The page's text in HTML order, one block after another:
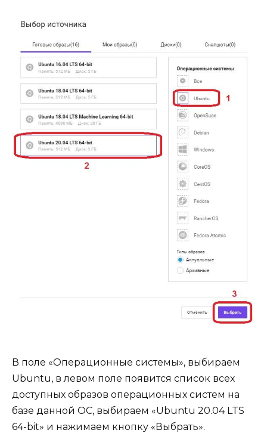
В поле «Операционные системы», выбираем
Ubuntu, в левом поле появится список всех
доступных образов операционных систем на
базе данной ОС, выбираем «Ubuntu 20.04 LTS
64-bit» и нажимаем кнопку «Выбрать».